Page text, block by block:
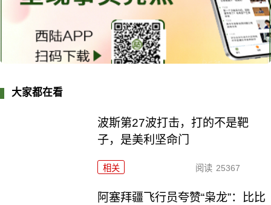
大家都在看
波斯第27波打击，打的不是靶
子，是美利坚命门
相关 阅读 25367
阿塞拜疆飞行员夸赞“枭龙”：比比